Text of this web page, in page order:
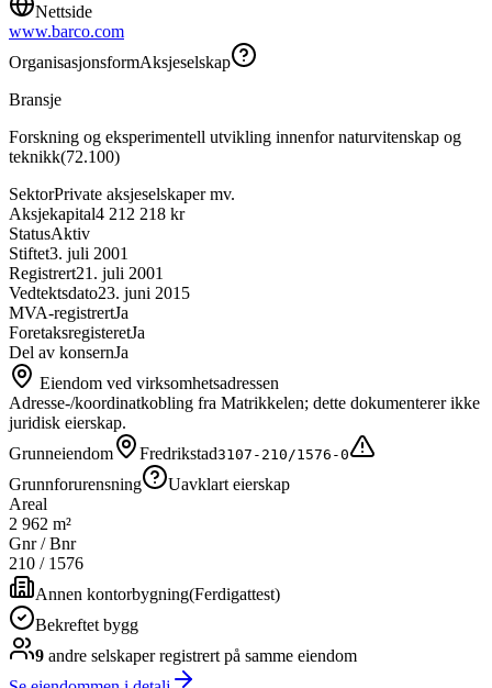
Nettside
www.barco.com
OrganisasjonsformAksjeselskap
Bransje
Forskning og eksperimentell utvikling innenfor naturvitenskap og
teknikk(72.100)
SektorPrivate aksjeselskaper mv.
Aksjekapital4 212 218 kr
StatusAktiv
Stiftet3. juli 2001
Registrert21. juli 2001
Vedtektsdato23. juni 2015
MVA-registrertJa
ForetaksregisteretJa
Del av konsernJa
Eiendom ved virksomhetsadressen
Adresse-/koordinatkobling fra Matrikkelen; dette dokumenterer ikke
juridisk eierskap.
Grunneiendom
Fredrikstad3107-210/1576-0
Grunnforurensning
Uavklart eierskap
Areal
2 962 m²
Gnr / Bnr
210 / 1576
Annen kontorbygning(Ferdigattest)
Bekreftet bygg
9 andre selskaperregistrert på samme eiendom